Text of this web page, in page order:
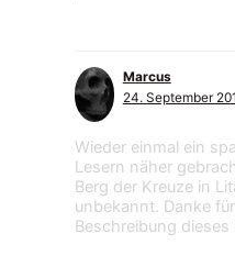
Marcus
24. September
Wieder einmal ein
Lesern näher
Berg der Kreuze in
unbekannt. Danke
Beschreibung